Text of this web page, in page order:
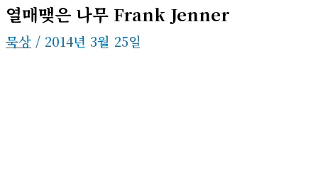
뛰
기
열매맺은 나무 Frank Jenner
묵상 / 2014년 3월 25일